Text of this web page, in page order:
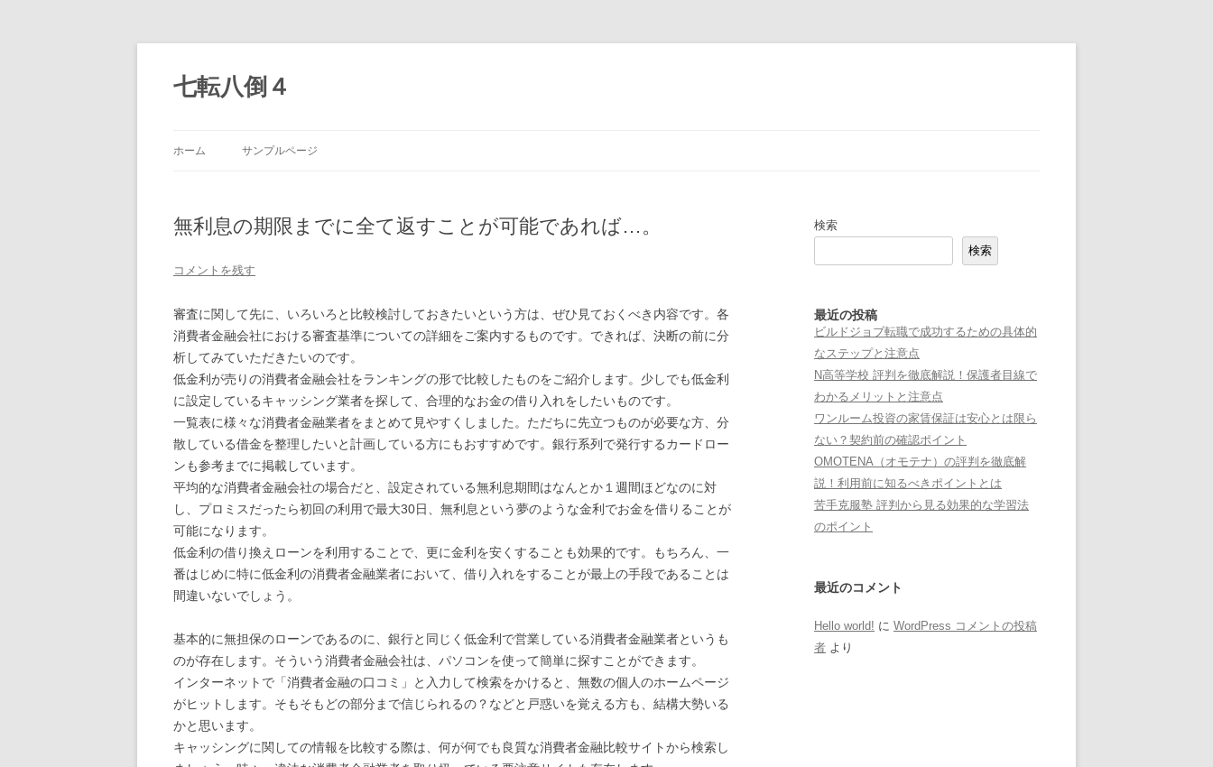
七転八倒４
キ
ッ
ホーム サンプルページ
無利息の期限までに全て返すことが可能であれば…。
コメントを残す
審査に関して先に、いろいろと比較検討しておきたいという方は、ぜひ見ておくべき内容です。各
消費者金融会社における審査基準についての詳細をご案内するものです。できれば、決断の前に分
析してみていただきたいのです。
低金利が売りの消費者金融会社をランキングの形で比較したものをご紹介します。少しでも低金利
に設定しているキャッシング業者を探して、合理的なお金の借り入れをしたいものです。
一覧表に様々な消費者金融業者をまとめて見やすくしました。ただちに先立つものが必要な方、分
散している借金を整理したいと計画している方にもおすすめです。銀行系列で発行するカードロー
ンも参考までに掲載しています。
平均的な消費者金融会社の場合だと、設定されている無利息期間はなんとか１週間ほどなのに対
し、プロミスだったら初回の利用で最大30日、無利息という夢のような金利でお金を借りることが
可能になります。
低金利の借り換えローンを利用することで、更に金利を安くすることも効果的です。もちろん、一
番はじめに特に低金利の消費者金融業者において、借り入れをすることが最上の手段であることは
間違いないでしょう。
基本的に無担保のローンであるのに、銀行と同じく低金利で営業している消費者金融業者というも
のが存在します。そういう消費者金融会社は、パソコンを使って簡単に探すことができます。
インターネットで「消費者金融の口コミ」と入力して検索をかけると、無数の個人のホームページ
がヒットします。そもそもどの部分まで信じられるの？などと戸惑いを覚える方も、結構大勢いる
かと思います。
キャッシングに関しての情報を比較する際は、何が何でも良質な消費者金融比較サイトから検索し
検索
検索
最近の投稿
ビルドジョブ転職で成功するための具体的
なステップと注意点
N高等学校 評判を徹底解説！保護者目線で
わかるメリットと注意点
ワンルーム投資の家賃保証は安心とは限ら
ない？契約前の確認ポイント
OMOTENA（オモテナ）の評判を徹底解
説！利用前に知るべきポイントとは
苦手克服塾 評判から見る効果的な学習法
のポイント
最近のコメント
Hello world! に WordPress コメントの投稿
者 より